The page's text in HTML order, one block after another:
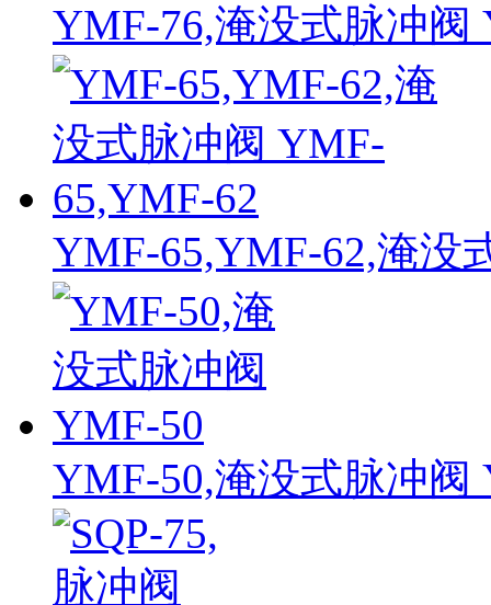
YMF-76,淹没式脉冲阀
YMF-65,YMF-62,淹没
YMF-50,淹没式脉冲阀